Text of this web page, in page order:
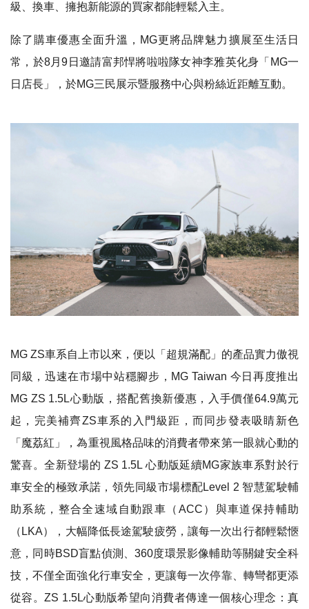
級、換車、擁抱新能源的買家都能輕鬆入主。
除了購車優惠全面升溫，MG更將品牌魅力擴展至生活日
常，於8月9日邀請富邦悍將啦啦隊女神李雅英化身「MG一
日店長」，於MG三民展示暨服務中心與粉絲近距離互動。
MG ZS車系自上市以來，便以「超規滿配」的產品實力傲視
同級，迅速在市場中站穩腳步，MG Taiwan 今日再度推出
MG ZS 1.5L心動版，搭配舊換新優惠，入手價僅64.9萬元
起，完美補齊ZS車系的入門級距，而同步發表吸睛新色
「魔荔紅」，為重視風格品味的消費者帶來第一眼就心動的
驚喜。全新登場的 ZS 1.5L 心動版延續MG家族車系對於行
車安全的極致承諾，領先同級市場標配Level 2 智慧駕駛輔
助系統，整合全速域自動跟車（ACC）與車道保持輔助
（LKA），大幅降低長途駕駛疲勞，讓每一次出行都輕鬆愜
意，同時BSD盲點偵測、360度環景影像輔助等關鍵安全科
技，不僅全面強化行車安全，更讓每一次停靠、轉彎都更添
從容。ZS 1.5L心動版希望向消費者傳達一個核心理念：真